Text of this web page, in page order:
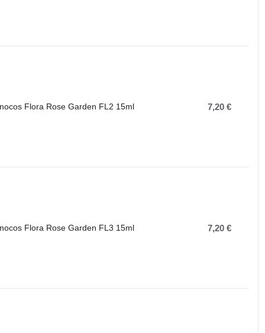
Flora Rose Garden FL2 15ml 7,20 €
Flora Rose Garden FL3 15ml 7,20 €